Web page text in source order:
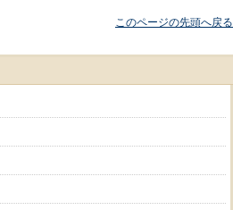
このページの先頭へ戻る